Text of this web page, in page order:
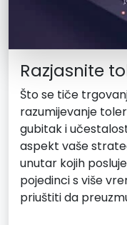
Razjasnite
Što se tiče
razumijevanje
gubitak i
aspekt vaše
unutar kojih
pojedinci s više
priuštiti da